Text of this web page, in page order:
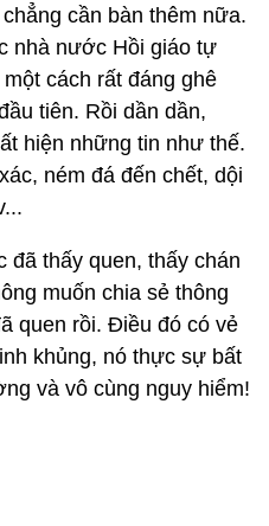
cần bàn thêm nữa.
nhà nước Hồi giáo tự
cách rất đáng ghê
tiên. Rồi dần dần,
hiện những tin như thế.
ném đá đến chết, dội
đã thấy quen, thấy chán
muốn chia sẻ thông
quen rồi. Điều đó có vẻ
khủng, nó thực sự bất
và vô cùng nguy hiểm!